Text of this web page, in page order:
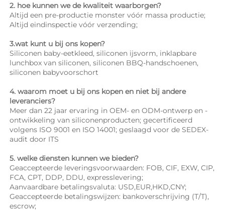
2. hoe kunnen we de kwaliteit waarborgen?
Altijd een pre-productie monster vóór massa productie;
Altijd eindinspectie vóór verzending;
3.wat kunt u bij ons kopen?
Siliconen baby-eetkleed, siliconen ijsvorm, inklapbare
lunchbox van siliconen, siliconen BBQ-handschoenen,
siliconen babyvoorschort
4. waarom moet u bij ons kopen en niet bij andere
leveranciers?
Meer dan 22 jaar ervaring in OEM- en ODM-ontwerp en -
ontwikkeling van siliconenproducten; gecertificeerd
volgens ISO 9001 en ISO 14001; geslaagd voor de SEDEX-
audit door ITS
5. welke diensten kunnen we bieden?
Geaccepteerde leveringsvoorwaarden: FOB, CIF, EXW, CIP,
FCA, CPT, DDP, DDU, expresslevering;
Aanvaardbare betalingsvaluta: USD,EUR,HKD,CNY;
Geaccepteerde betalingswijzen: bankoverschrijving (T/T),
escrow;